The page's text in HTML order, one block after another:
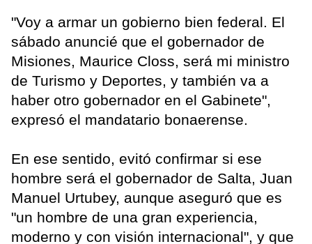
"Voy a armar un gobierno bien federal. El
sábado anuncié que el gobernador de
Misiones, Maurice Closs, será mi ministro
de Turismo y Deportes, y también va a
haber otro gobernador en el Gabinete",
expresó el mandatario bonaerense.
En ese sentido, evitó confirmar si ese
hombre será el gobernador de Salta, Juan
Manuel Urtubey, aunque aseguró que es
"un hombre de una gran experiencia,
moderno y con visión internacional", y que